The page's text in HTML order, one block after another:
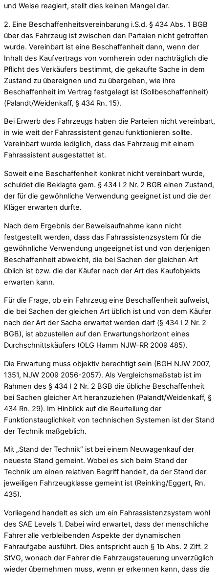
und Weise reagiert, stellt dies keinen Mangel dar.
2. Eine Beschaffenheitsvereinbarung i.S.d. § 434 Abs. 1 BGB
über das Fahrzeug ist zwischen den Parteien nicht getroffen
wurde. Vereinbart ist eine Beschaffenheit dann, wenn der
Inhalt des Kaufvertrags von vornherein oder nachträglich die
Pflicht des Verkäufers bestimmt, die gekaufte Sache in dem
Zustand zu übereignen und zu übergeben, wie ihre
Beschaffenheit im Vertrag festgelegt ist (Sollbeschaffenheit)
(Palandt/Weidenkaff, § 434 Rn. 15).
Bei Erwerb des Fahrzeugs haben die Parteien nicht vereinbart,
in wie weit der Fahrassistent genau funktionieren sollte.
Vereinbart wurde lediglich, dass das Fahrzeug mit einem
Fahrassistent ausgestattet ist.
Soweit eine Beschaffenheit konkret nicht vereinbart wurde,
schuldet die Beklagte gem. § 434 I 2 Nr. 2 BGB einen Zustand,
der für die gewöhnliche Verwendung geeignet ist und die der
Kläger erwarten durfte.
Nach dem Ergebnis der Beweisaufnahme kann nicht
festgestellt werden, dass das Fahrassistenzsystem für die
gewöhnliche Verwendung ungeeignet ist und von derjenigen
Beschaffenheit abweicht, die bei Sachen der gleichen Art
üblich ist bzw. die der Käufer nach der Art des Kaufobjekts
erwarten kann.
Für die Frage, ob ein Fahrzeug eine Beschaffenheit aufweist,
die bei Sachen der gleichen Art üblich ist und von dem Käufer
nach der Art der Sache erwartet werden darf (§ 434 I 2 Nr. 2
BGB), ist abzustellen auf den Erwartungshorizont eines
Durchschnittskäufers (OLG Hamm NJW-RR 2009 485).
Die Erwartung muss objektiv berechtigt sein (BGH NJW 2007,
1351, NJW 2009 2056-2057). Als Vergleichsmaßstab ist im
Rahmen des § 434 I 2 Nr. 2 BGB die übliche Beschaffenheit
bei Sachen gleicher Art heranzuziehen (Palandt/Weidenkaff, §
434 Rn. 29). Im Hinblick auf die Beurteilung der
Funktionstauglichkeit von technischen Systemen ist der Stand
der Technik maßgeblich.
Mit „Stand der Technik“ ist bei einem Neuwagenkauf der
neueste Stand gemeint. Wobei es sich beim Stand der
Technik um einen relativen Begriff handelt, da der Stand der
jeweiligen Fahrzeugklasse gemeint ist (Reinking/Eggert, Rn.
435).
Vorliegend handelt es sich um ein Fahrassistenzsystem wohl
des SAE Levels 1. Dabei wird erwartet, dass der menschliche
Fahrer alle verbleibenden Aspekte der dynamischen
Fahraufgabe ausführt. Dies entspricht auch § 1b Abs. 2 Ziff. 2
StVG, wonach der Fahrer die Fahrzeugsteuerung unverzüglich
wieder übernehmen muss, wenn er erkennen kann, dass die